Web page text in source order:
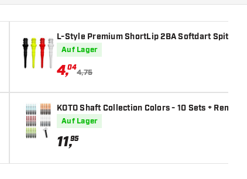
DEN WARENKORB
DEN WARENKORB
L-Style Premium ShortLip 2BA Softdart Spitzen
Auf Lager
4,04
4,75
KOTO Shaft Collection Colors - 10 Sets +
Auf Lager
11,95